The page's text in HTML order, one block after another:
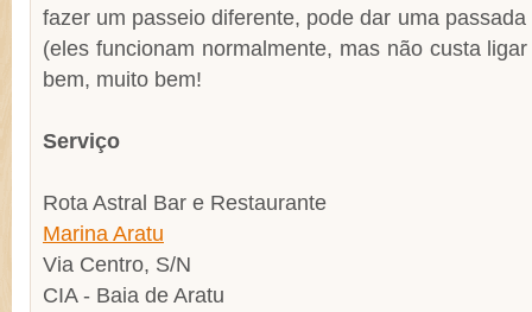
fazer um passeio diferente, pode dar uma
(eles funcionam normalmente, mas não custa
bem, muito bem!
Serviço
Rota Astral Bar e Restaurante
Marina Aratu
Via Centro, S/N
CIA - Baia de Aratu